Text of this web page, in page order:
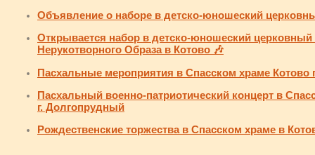
Объявление о наборе в детско-юношеский
Открывается набор в детско-юношеский церковный
Нерукотворного Образа в Котово 🎶
Пасхальные мероприятия в Спасском храме Котово
Пасхальный военно-патриотический концерт в
г. Долгопрудный
Рождественские торжества в Спасском храме в